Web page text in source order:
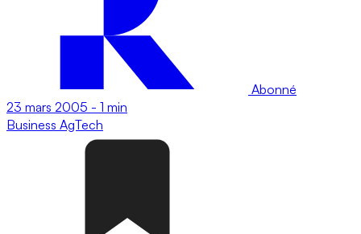
Abonné
23 mars 2005 - 1 min
Business AgTech